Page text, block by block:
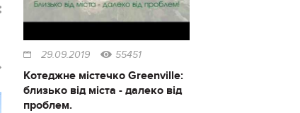
29.09.2019 55451
Котеджне містечко Greenville:
близько від міста - далеко від
проблем.